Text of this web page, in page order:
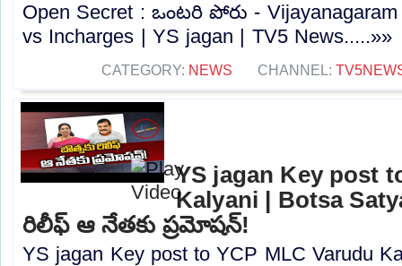
Open Secret : ఒంటరి పోరు -
vs Incharges | YS jagan | TV5 News.....»»
CATEGORY: NEWS CHANNEL:
YS jagan Key post
Kalyani | Botsa
రిలీఫ్ ఆ నేతకు ప్రమోషన్!
YS jagan Key post to YCP MLC Varudu